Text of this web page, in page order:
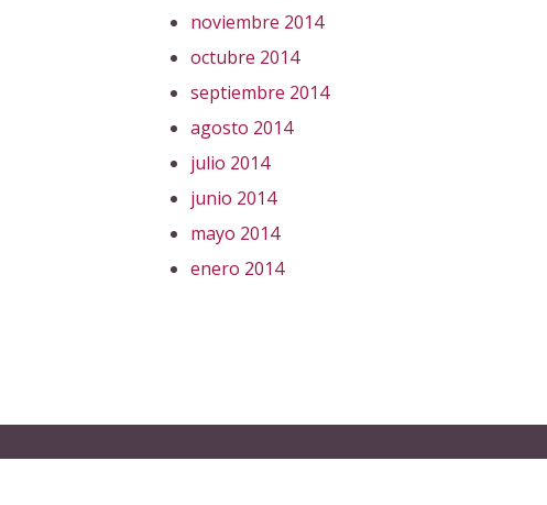
noviembre 2014
octubre 2014
septiembre 2014
agosto 2014
julio 2014
junio 2014
mayo 2014
enero 2014